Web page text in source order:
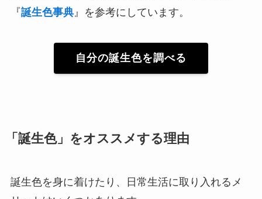
『誕生色事典』を参考にしています。
自分の誕生色を調べる
「誕生色」をオススメする理由
誕生色を身に着けたり、日常生活に取り入れるメ